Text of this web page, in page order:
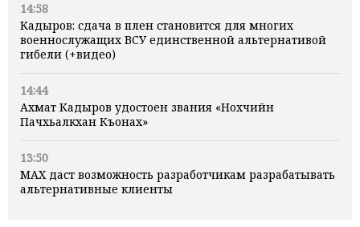
14:58
Кадыров: сдача в плен становится для многих
военнослужащих ВСУ единственной альтернативой
гибели (+видео)
14:44
Ахмат Кадыров удостоен звания «Нохчийн
Пачхьалкхан Къонах»
13:50
MAX даст возможность разработчикам разрабатывать
альтернативные клиенты